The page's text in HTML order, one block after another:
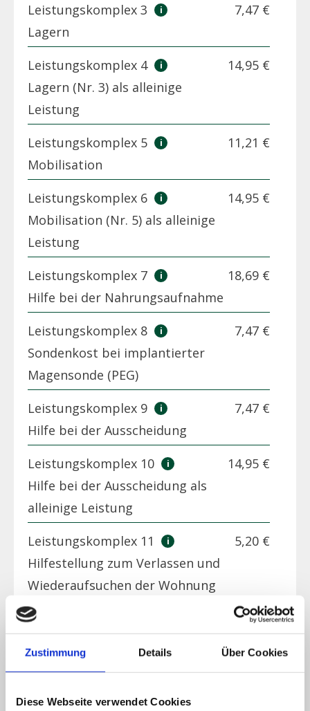
Zustimmung Details Über Cookies
Diese Webseite verwendet Cookies
Leistungskomplex 3
Lagern
7,47 €
Leistungskomplex 4
Lagern (Nr. 3) als alleinige
Leistung
14,95 €
Leistungskomplex 5
Mobilisation
11,21 €
Leistungskomplex 6
Mobilisation (Nr. 5) als alleinige
Leistung
14,95 €
Leistungskomplex 7
Hilfe bei der Nahrungsaufnahme
18,69 €
Leistungskomplex 8
Sondenkost bei implantierter
Magensonde (PEG)
7,47 €
Leistungskomplex 9
Hilfe bei der Ausscheidung
7,47 €
Leistungskomplex 10
Hilfe bei der Ausscheidung als
alleinige Leistung
14,95 €
Leistungskomplex 11
Hilfestellung zum Verlassen und
Wiederaufsuchen der Wohnung
5,20 €
Leistungskomplex 12
außerhalb der Wohnung
44,85 €
Leistungskomplex 13.1